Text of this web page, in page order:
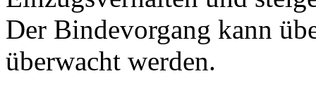
Der Bindevorgang kann
überwacht werden.